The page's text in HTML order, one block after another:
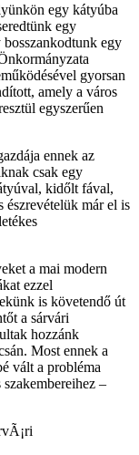
egy kátyúba
egy
egy
gyorsan
amely a város
egyszerűen
ennek az
csak egy
kidőlt fával,
észrevételük már el is
a mai modern
ezzel
is követendő út
a sárvári
hozzánk
Most ennek a
vált a probléma
–